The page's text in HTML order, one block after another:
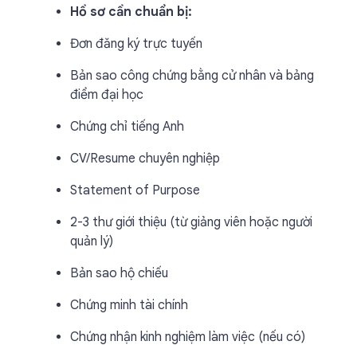
Hồ sơ cần chuẩn bị:
Đơn đăng ký trực tuyến
Bản sao công chứng bằng cử nhân và bảng
điểm đại học
Chứng chỉ tiếng Anh
CV/Resume chuyên nghiệp
Statement of Purpose
2-3 thư giới thiệu (từ giảng viên hoặc người
quản lý)
Bản sao hộ chiếu
Chứng minh tài chính
Chứng nhận kinh nghiệm làm việc (nếu có)